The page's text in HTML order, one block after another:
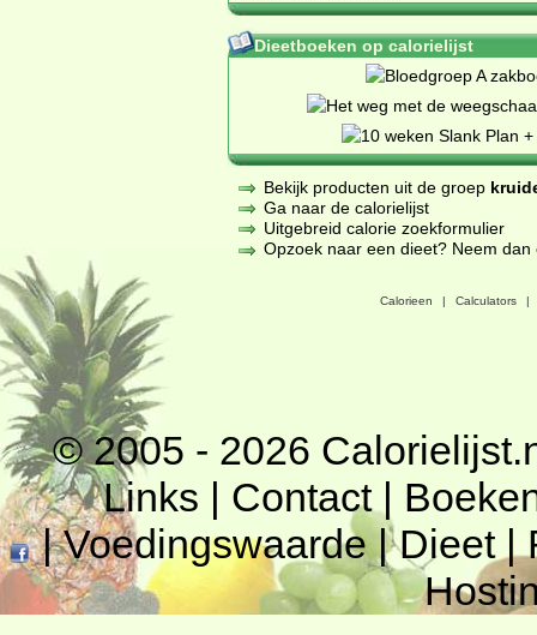
Dieetboeken op calorielijst
Bekijk producten uit de groep
Ga naar de calorielijst
Uitgebreid calorie zoekformulier
Opzoek naar een dieet? Neem
Calorieen | Calculators |
© 2005 - 2026
Links | Contact|
|Voedingswaarde|Dieet|